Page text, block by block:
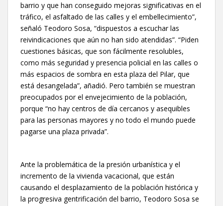
barrio y que han conseguido mejoras significativas en el
tráfico, el asfaltado de las calles y el embellecimiento”,
señaló Teodoro Sosa, “dispuestos a escuchar las
reivindicaciones que aún no han sido atendidas”. “Piden
cuestiones básicas, que son fácilmente resolubles,
como más seguridad y presencia policial en las calles o
más espacios de sombra en esta plaza del Pilar, que
está desangelada”, añadió. Pero también se muestran
preocupados por el envejecimiento de la población,
porque “no hay centros de día cercanos y asequibles
para las personas mayores y no todo el mundo puede
pagarse una plaza privada”.
Ante la problemática de la presión urbanística y el
incremento de la vivienda vacacional, que están
causando el desplazamiento de la población histórica y
la progresiva gentrificación del barrio, Teodoro Sosa se